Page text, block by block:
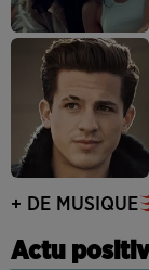
+ DE MUSIQUE
Actu